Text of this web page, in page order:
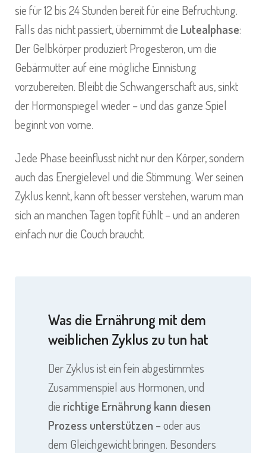
sie für 12 bis 24 Stunden bereit für eine Befruchtung.
Falls das nicht passiert, übernimmt die Lutealphase:
Der Gelbkörper produziert Progesteron, um die
Gebärmutter auf eine mögliche Einnistung
vorzubereiten. Bleibt die Schwangerschaft aus, sinkt
der Hormonspiegel wieder – und das ganze Spiel
beginnt von vorne.
Jede Phase beeinflusst nicht nur den Körper, sondern
auch das Energielevel und die Stimmung. Wer seinen
Zyklus kennt, kann oft besser verstehen, warum man
sich an manchen Tagen topfit fühlt – und an anderen
einfach nur die Couch braucht.
Was die Ernährung mit dem
weiblichen Zyklus zu tun hat
Der Zyklus ist ein fein abgestimmtes
Zusammenspiel aus Hormonen, und
die richtige Ernährung kann diesen
Prozess unterstützen – oder aus
dem Gleichgewicht bringen. Besonders